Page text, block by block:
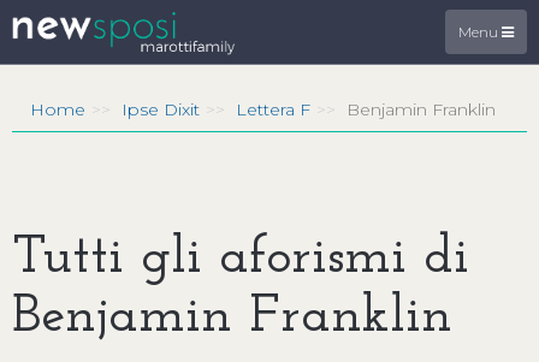
Menu
Home Ipse Dixit Lettera F Benjamin Franklin
Tutti gli aforismi di
Benjamin Franklin